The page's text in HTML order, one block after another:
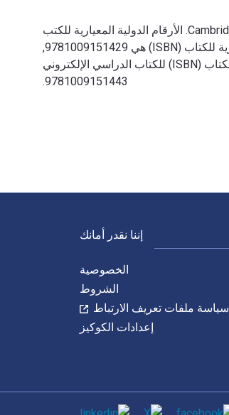
The Cambridge Illustrated History of China 3rd الإصدار تمت الكتابة بواسطة Patricia Buckley Ebrey وتم النشر بواسطة Cambridge University Press. الأرقام الدولية المعيارية للكتب
الدراسية الإلكترونية والرقمية لـ The Cambridge Illustrated History of China هي 9781009175586, 1009175580 و الأرقام الدولية المعيارية للكتاب (ISBN) هي 9781009151429,
1009151428. وفّر حتى 80% في مقابل الطباعة عن طريق الانتقال إلى الحياة الرقمية من خلال VitalSource. تشمل الأرقام الدولية المعيارية للكتاب (ISBN) للكتاب الدراسي الإلكتروني
9781009151443.
إننا نقدر أمانك
الخصوصية
الشروط
سياسة ملفات تعريف الارتباط
إعدادات الكوكيز